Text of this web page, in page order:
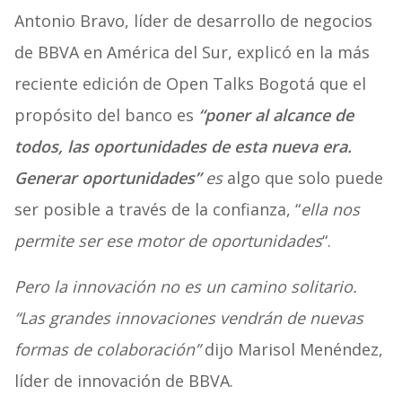
Antonio Bravo, líder de desarrollo de negocios
de BBVA en América del Sur, explicó en la más
reciente edición de Open Talks Bogotá que el
propósito del banco es “poner al alcance de
todos, las oportunidades de esta nueva era.
Generar oportunidades”esalgo que solo puede
ser posible a través de la confianza, “ella nos
permite ser ese motor de oportunidades“.
Pero la innovación no es un camino solitario.
“Las grandes innovaciones vendrán de nuevas
formas de colaboración”dijo Marisol Menéndez,
líder de innovación de BBVA.